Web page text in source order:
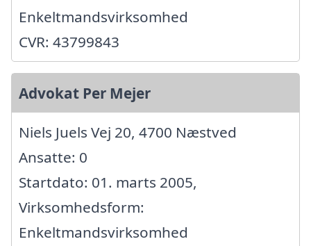
Enkeltmandsvirksomhed
CVR: 43799843
Advokat Per Mejer
Niels Juels Vej 20, 4700 Næstved
Ansatte: 0
Startdato: 01. marts 2005,
Virksomhedsform:
Enkeltmandsvirksomhed